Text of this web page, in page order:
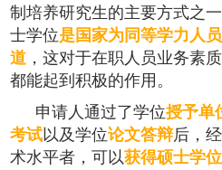
制培养研究生的主要方式之
士学位是国家为同等学力人
道 ，这对于在职人员业务素
都能起到积极的作用。
申请人通过了学位授予单
考试以及学位论文答辩后，
术水平者，可以获得硕士学位